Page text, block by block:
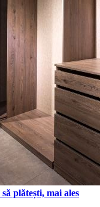
plătești, mai ales